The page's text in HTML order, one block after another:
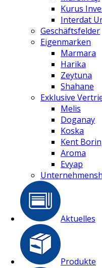
Kurus
Interdat
Geschäftsfelder
Eigenmarken
Marmara
Harika
Zeytuna
Shahane
Exklusive
Melis
Doganay
Koska
Kent
Aroma
Evyap
Aktuelles
Produkte